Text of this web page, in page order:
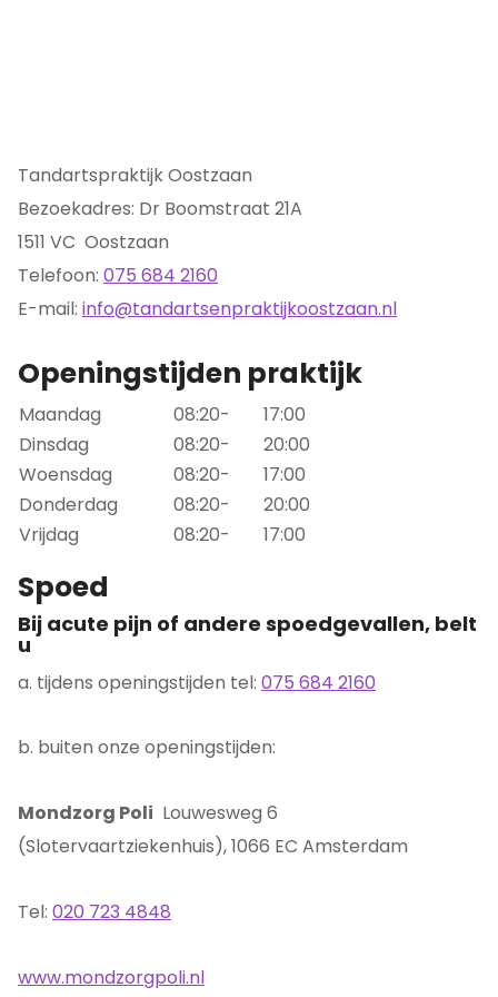
Tandartspraktijk Oostzaan
Bezoekadres: Dr Boomstraat 21A
1511 VC Oostzaan
Telefoon: 075 684 2160
E-mail: info@tandartsenpraktijkoostzaan.nl
Openingstijden praktijk
Maandag 08:20-
17:00
Dinsdag
08:20-
20:00
Woensdag
08:20-
17:00
Donderdag
08:20-
20:00
Vrijdag
08:20- 17:00
Spoed
Bij acute pijn of andere spoedgevallen, belt
u
a. tijdens openingstijden tel: 075 684 2160
b. buiten onze openingstijden:
Mondzorg Poli Louwesweg 6
(Slotervaartziekenhuis), 1066 EC Amsterdam
Tel: 020 723 4848
www.mondzorgpoli.nl